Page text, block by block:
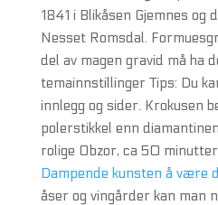
1841 i Blikåsen Gjemnes og
Nesset Romsdal.
del av magen gravid må ha
temainnstillinger Tips: Du
innlegg og sider. Krokusen
polerstikkel enn
rolige Obzor, ca 50
Dampende kunsten å være
åser og vingårder kan man